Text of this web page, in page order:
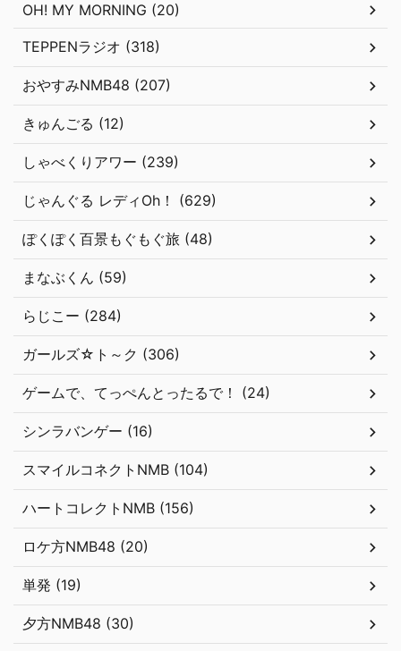
OH! MY MORNING (20)
TEPPENラジオ (318)
おやすみNMB48 (207)
きゅんごる (12)
しゃべくりアワー (239)
じゃんぐる レディOh！ (629)
ぽくぽく百景もぐもぐ旅 (48)
まなぶくん (59)
らじこー (284)
ガールズ☆ト～ク (306)
ゲームで、てっぺんとったるで！ (24)
シンラバンゲー (16)
スマイルコネクトNMB (104)
ハートコレクトNMB (156)
ロケ方NMB48 (20)
単発 (19)
夕方NMB48 (30)